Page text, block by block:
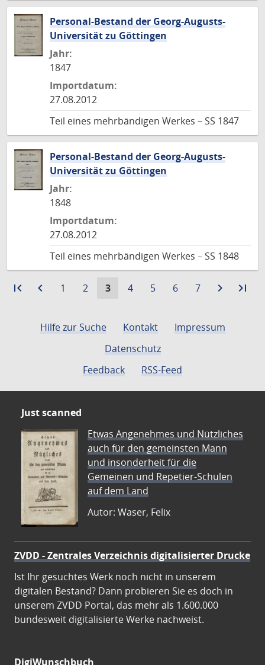
Personal-Bestand der Georg-Augusts-
Universität zu Göttingen
Jahr:
1847
Importdatum:
27.08.2012
Teil eines mehrbändigen Werkes – SS 1847
Personal-Bestand der Georg-Augusts-
Universität zu Göttingen
Jahr:
1848
Importdatum:
27.08.2012
Teil eines mehrbändigen Werkes – SS 1848
first_page
Zurnavigate_before
ZurGehe
1
Gehe
2
Aktuelle
3
Gehe
4
Gehe
5
Gehe
6
Gehe
7 navigate_next
Zurlast_page
Hilfe zur Suche
Kontakt
Impressum
Datenschutz
Feedback
RSS-Feed
Just scanned
Etwas Angenehmes und Nützliches
auch für den gemeinsten Mann
und insonderheit für die
Gemeinen und Repetier-Schulen
auf dem Land
Autor: Waser, Felix
ZVDD - Zentrales Verzeichnis digitalisierter Drucke
Ist Ihr gesuchtes Werk noch nicht in unserem
digitalen Bestand? Dann probieren Sie es doch in
unserem ZVDD Portal, das mehr als 1.600.000
bundesweit digitalisierte Werke nachweist.
DigiWunschbuch